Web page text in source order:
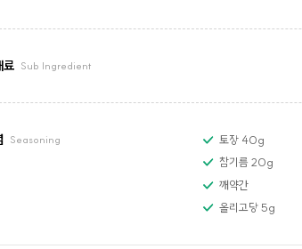
료 Sub Ingredient
Seasoning
토장 40g
참기름 20g
깨약간
올리고당 5g